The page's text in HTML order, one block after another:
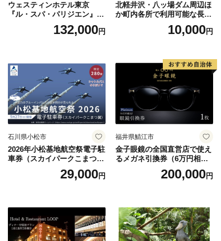
ウェスティンホテル東京
『ル・スパ・パリジエン』選
べるボディセラピー90分/1名
132,000円
北軽井沢・八ッ場ダム周辺ほ
か町内各所で利用可能な長野
原町ふるさと感謝券（3,000
円分）【トラベル 観光 旅行
10,000円
石川県小松市
2026年小松基地航空祭電子駐
車券（スカイパークこまつ
翼） 駐車場 シャトルバスの
りばすぐ 石川県 小松市
29,000円
福井県鯖江市
金子眼鏡の全国直営店で使え
るメガネ引換券（6万円相
当） Platinum200,000円